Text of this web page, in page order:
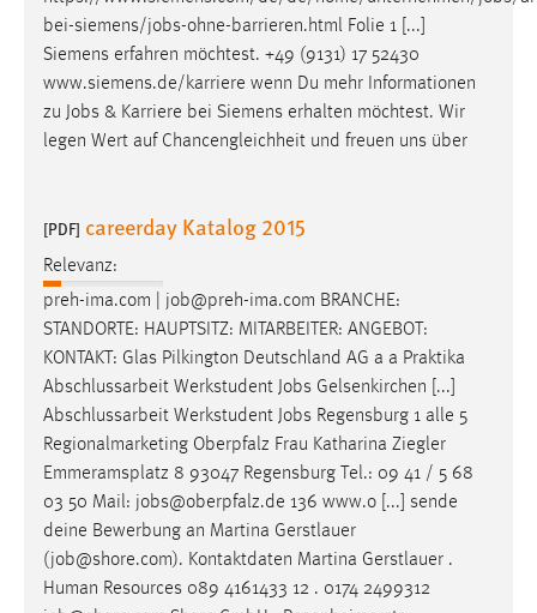
bei-siemens/jobs-ohne-barrieren.html Folie 1 [...]
Siemens erfahren möchtest. +49 (9131) 17 52430
www.siemens.de/karriere wenn Du mehr Informationen
zu Jobs & Karriere bei Siemens erhalten möchtest. Wir
legen Wert auf Chancengleichheit und freuen uns über
[PDF] careerday Katalog 2015
Relevanz:
preh-ima.com | job@preh-ima.com BRANCHE:
STANDORTE: HAUPTSITZ: MITARBEITER: ANGEBOT:
KONTAKT: Glas Pilkington Deutschland AG a a Praktika
Abschlussarbeit Werkstudent Jobs Gelsenkirchen [...]
Abschlussarbeit Werkstudent Jobs Regensburg 1 alle 5
Regionalmarketing Oberpfalz Frau Katharina Ziegler
Emmeramsplatz 8 93047 Regensburg Tel.: 09 41 / 5 68
03 50 Mail: jobs@oberpfalz.de 136 www.o [...] sende
deine Bewerbung an Martina Gerstlauer
(job@shore.com). Kontaktdaten Martina Gerstlauer .
Human Resources 089 4161433 12 . 0174 2499312